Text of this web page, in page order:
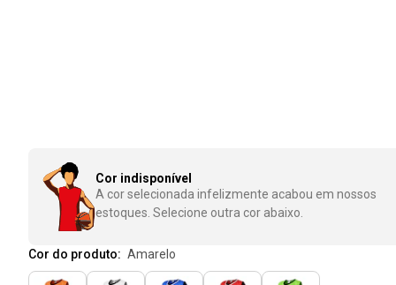
Cor indisponível
A cor selecionada infelizmente acabou em nossos
estoques. Selecione outra cor abaixo.
Cor do produto: amarelo